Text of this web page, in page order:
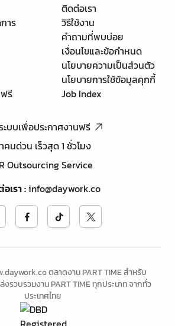
าร
รี
ติดต่อเรา
วิธีใช้งาน
คำถามที่พบบ่อย
เงื่อนไขและข้อกำหนด
นโยบายความเป็นส่วนตัว
นโยบายการใช้ข้อมูลคุกกี้
Job Index
ะบบเพื่อประกาศงานฟรี
คนด่วน เร็วสุด 1 ชั่วโมง
Outsourcing Service
เรา:info@daywork.co
ตลาดงาน PART TIME สำหรับ
วบรวมงาน PART TIME ทุกประเภท จากทั่ว
ประเทศไทย